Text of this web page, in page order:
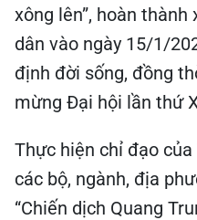
xông lên”, hoàn
dân vào ngày 15/1/
định đời sống, đồng
mừng Đại hội lần thứ
Thực hiện chỉ đạo
các bộ, ngành, địa
“Chiến dịch Quang